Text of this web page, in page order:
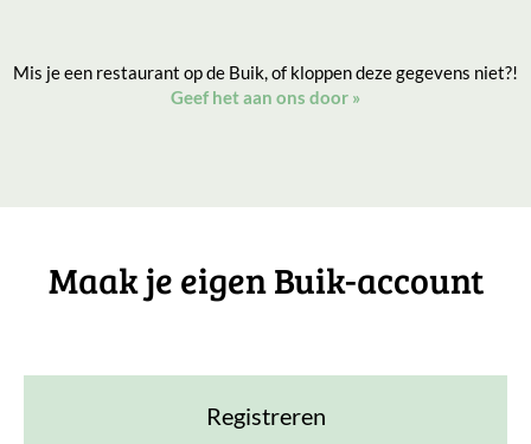
Mis je een restaurant op de Buik, of kloppen deze gegevens niet?!
Geef het aan ons door »
Maak je eigen Buik-account
Registreren